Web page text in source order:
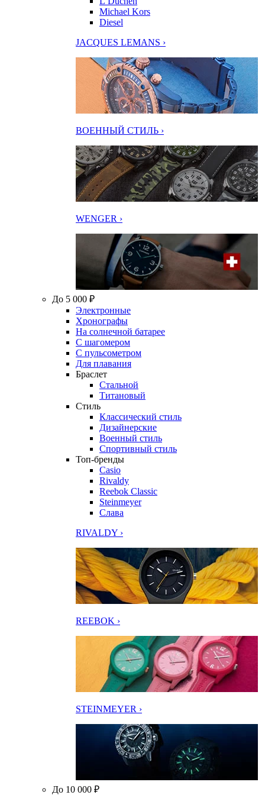
Michael Kors
Diesel
JACQUES LEMANS ›
ВОЕННЫЙ СТИЛЬ ›
WENGER ›
До 5 000 ₽
Электронные
Хронографы
На солнечной батарее
С шагомером
С пульсометром
Для плавания
Браслет
Стальной
Титановый
Стиль
Классический стиль
Дизайнерские
Военный стиль
Спортивный стиль
Топ-бренды
Casio
Rivaldy
Reebok Classic
Steinmeyer
Слава
RIVALDY ›
REEBOK ›
STEINMEYER ›
До 10 000 ₽